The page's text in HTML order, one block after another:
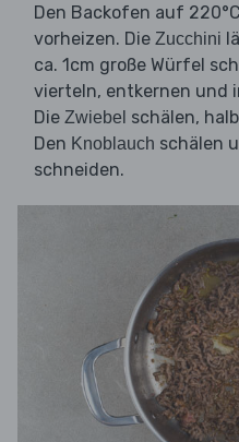
Den Backofen auf
vorheizen. Die Zucchini
ca. 1cm große Würfel
vierteln, entkernen und
Die Zwiebel schälen,
Den Knoblauch schälen
schneiden.